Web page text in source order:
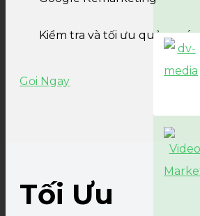
Kiểm tra và tối ưu quảng cáo
Gọi Ngay
Tối Ưu